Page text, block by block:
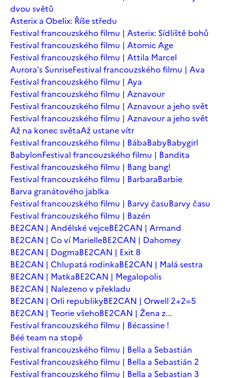
dvou světů
Asterix a Obelix: Říše středu
Festival francouzského filmu | Asterix: Sídliště bohů
Festival francouzského filmu | Atomic Age
Festival francouzského filmu | Attila Marcel
Aurora's SunriseFestival francouzského filmu | Ava
Festival francouzského filmu | Aya
Festival francouzského filmu | Aznavour
Festival francouzského filmu | Aznavour a jeho svět
Festival francouzského filmu | Aznavour a jeho svět
Až na konec světaAž ustane vítr
Festival francouzského filmu | BábaBabyBabygirl
BabylonFestival francouzského filmu | Bandita
Festival francouzského filmu | Bang bang!
Festival francouzského filmu | BarbaraBarbie
Barva granátového jablka
Festival francouzského filmu | Barvy časuBarvy času
Festival francouzského filmu | Bazén
BE2CAN | Andělské vejceBE2CAN | Armand
BE2CAN | Co ví MarielleBE2CAN | Dahomey
BE2CAN | DogmaBE2CAN | Exit 8
BE2CAN | Chlupatá rodinkaBE2CAN | Malá sestra
BE2CAN | MatkaBE2CAN | Megalopolis
BE2CAN | Nalezeno v překladu
BE2CAN | Orli republikyBE2CAN | Orwell 2+2=5
BE2CAN | Teorie všehoBE2CAN | Žena z...
Festival francouzského filmu | Bécassine !
Béé team na stopě
Festival francouzského filmu | Bella a Sebastián
Festival francouzského filmu | Bella a Sebastián 2
Festival francouzského filmu | Bella a Sebastian 3